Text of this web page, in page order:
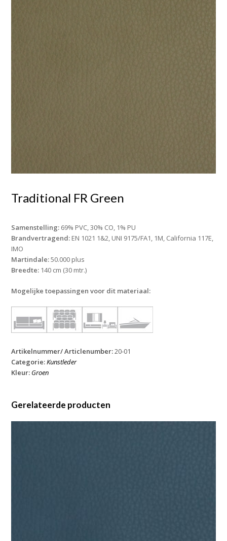
Traditional FR Green
Samenstelling: 69% PVC, 30% CO, 1% PU
Brandvertragend: EN 1021 1&2, UNI 9175/FA1, 1M, California 117E,
IMO
Martindale:50.000 plus
Breedte: 140 cm (30 mtr.)
Mogelijke toepassingen voor dit materiaal:
Artikelnummer/ Articlenumber:20-01
Categorie:Kunstleder
Kleur: Groen
Gerelateerde producten